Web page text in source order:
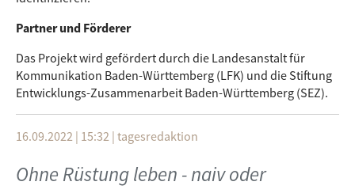
Partner und Förderer
Das Projekt wird gefördert durch die Landesanstalt für
Kommunikation Baden-Württemberg (LFK) und die Stiftung
Entwicklungs-Zusammenarbeit Baden-Württemberg (SEZ).
16.09.2022 | 15:32 | tagesredaktion
Ohne Rüstung leben - naiv oder